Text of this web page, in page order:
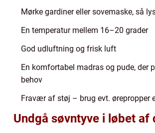
Mørke gardiner eller sovemaske, så
En temperatur mellem 16–20 grader
God udluftning og frisk luft
En komfortabel madras og pude, der
behov
Fravær af støj – brug evt. ørepropper
Undgå søvntyve i løbet af